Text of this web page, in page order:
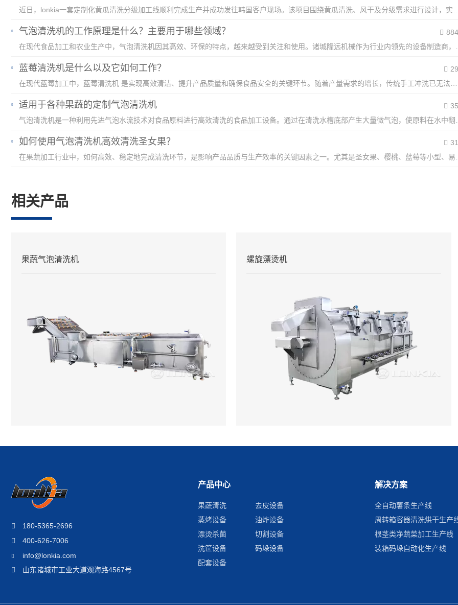
气泡清洗机的工作原理是什么？主要用于哪些领域？
884
蓝莓清洗机是什么以及它如何工作？
29
适用于各种果蔬的定制气泡清洗机
35
如何使用气泡清洗机高效清洗圣女果？
31
相关产品
果蔬气泡清洗机 螺旋漂烫机
180-5365-2696
400-626-7006
info@lonkia.com
山东诸城市工业大道观海路4567号
产品中心
果蔬清洗
去皮设备
蒸烤设备
油炸设备
漂烫杀菌
切割设备
洗筐设备
码垛设备
配套设备
解决方案
全自动薯条生产线
周转箱容器清洗烘干生产
根茎类净蔬菜加工生产线
装箱码垛自动化生产线